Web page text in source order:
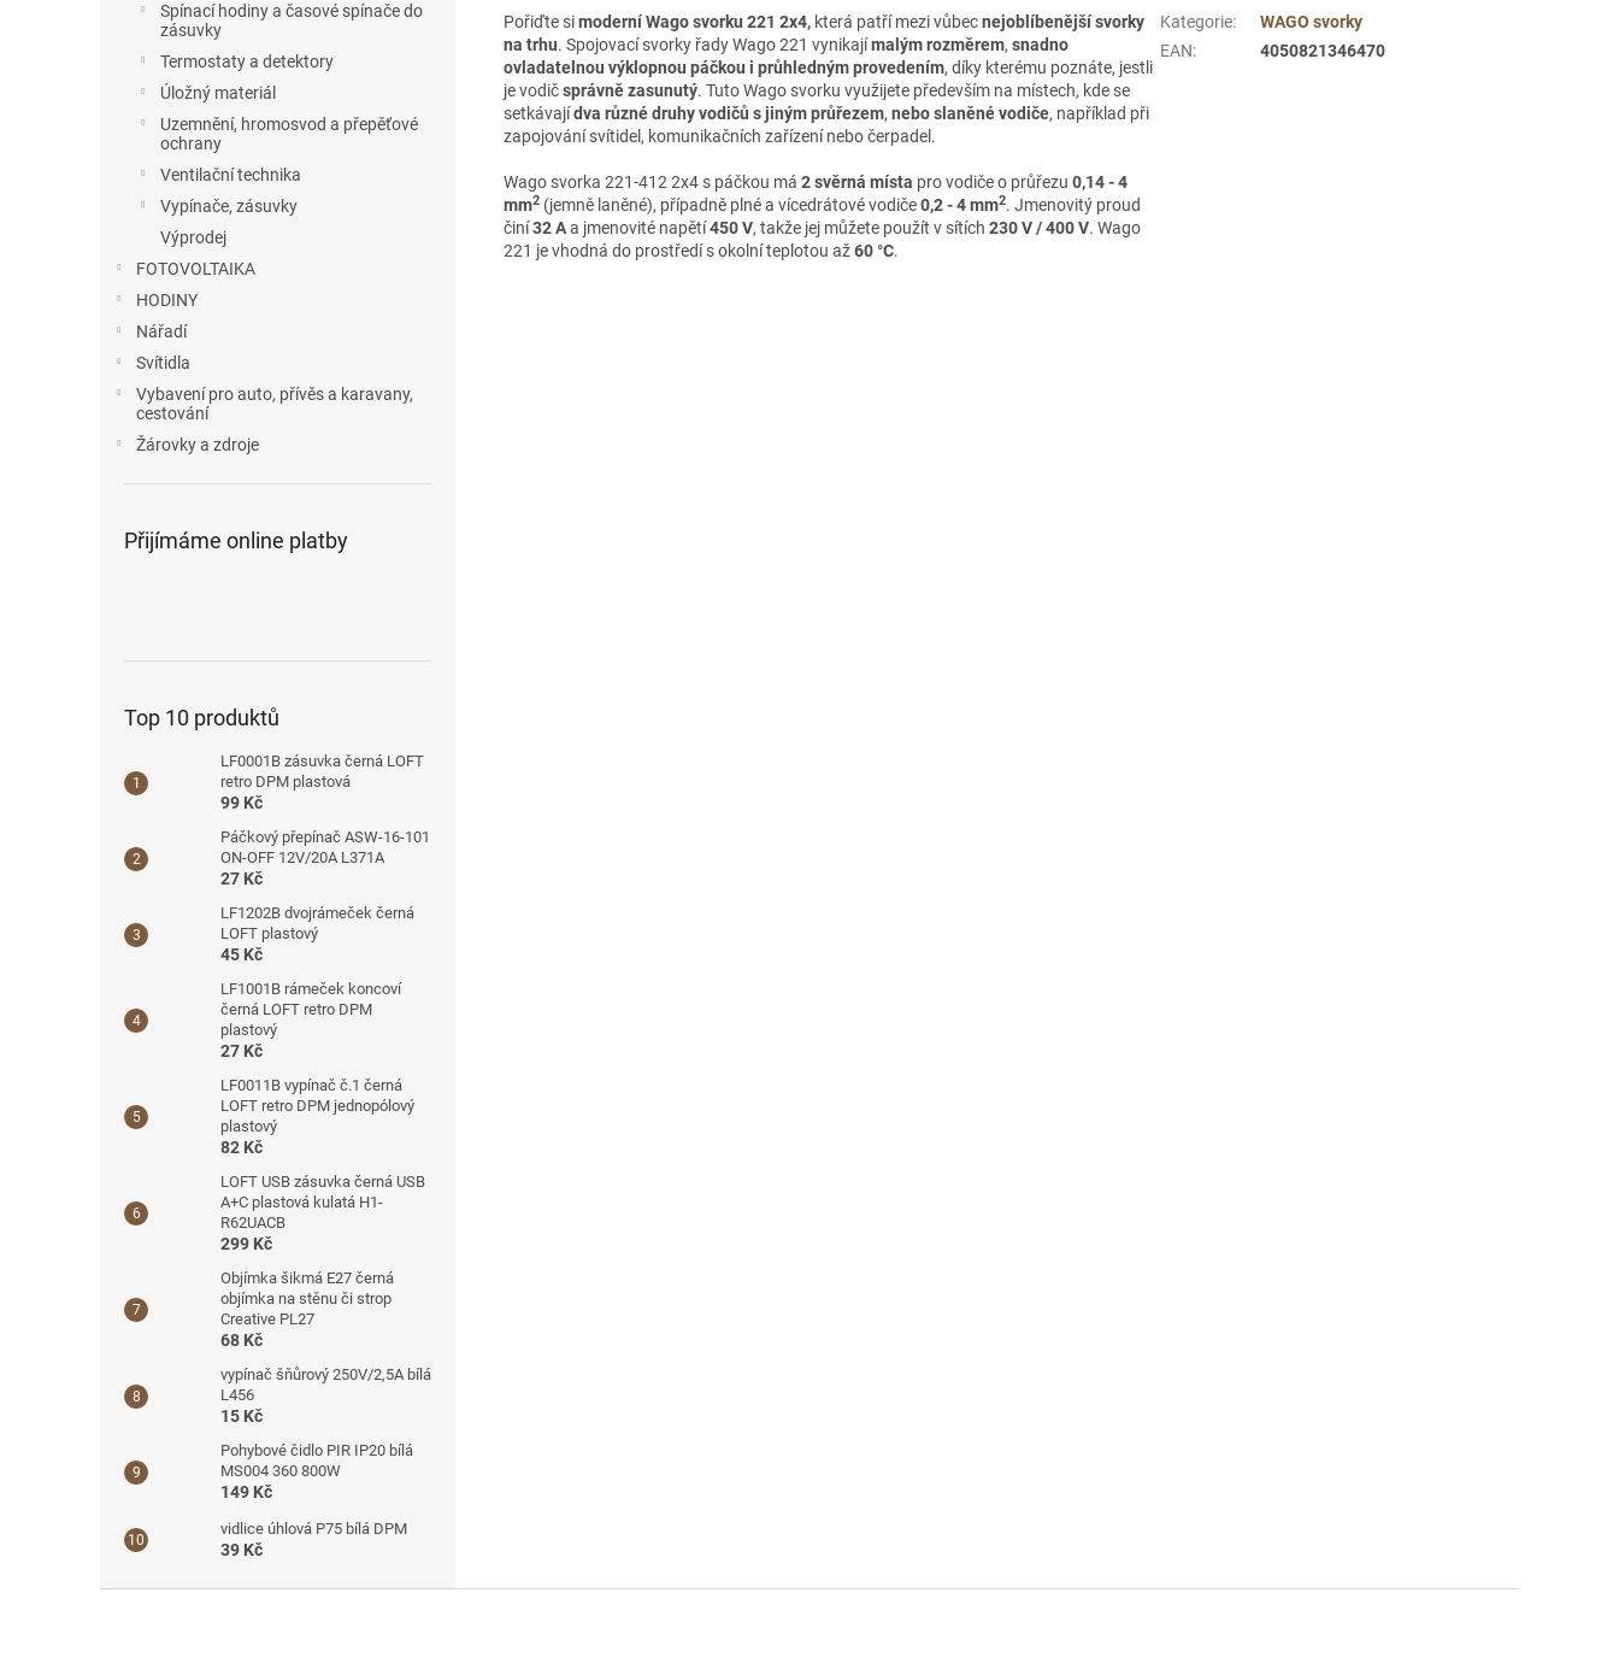
Spínací hodiny a časové spínače do
zásuvky
Termostaty a detektory
Úložný materiál
Uzemnění, hromosvod a přepěťové
ochrany
Ventilační technika
Vypínače, zásuvky
Výprodej
FOTOVOLTAIKA
HODINY
Nářadí
Svítidla
Vybavení pro auto, přívěs a karavany,
cestování
Žárovky a zdroje
Přijímáme online platby
Top 10 produktů
LF0001B zásuvka černá LOFT
retro DPM plastová
99 Kč
Páčkový přepínač ASW-16-101
ON-OFF 12V/20A L371A
27 Kč
LF1202B dvojrámeček černá
LOFT plastový
45 Kč
LF1001B rámeček koncoví
černá LOFT retro DPM
plastový
27 Kč
LF0011B vypínač č.1 černá
LOFT retro DPM jednopólový
plastový
82 Kč
LOFT USB zásuvka černá USB
A+C plastová kulatá H1-
R62UACB
299 Kč
Objímka šikmá E27 černá
objímka na stěnu či strop
Creative PL27
68 Kč
vypínač šňůrový 250V/2,5A bílá
L456
15 Kč
Pohybové čidlo PIR IP20 bílá
MS004 360 800W
149 Kč
vidlice úhlová P75 bílá DPM
39 Kč
Pořiďte simoderní Wago svorku 221 2x4, která patří mezi vůbecnejoblíbenější svorky
na trhu. Spojovací svorky řady Wago 221 vynikajímalým rozměrem, snadno
ovladatelnou výklopnou páčkou i průhledným provedením, díky kterému poznáte, jestli
je vodičsprávně zasunutý. Tuto Wago svorku využijete především na místech, kde se
setkávajídva různé druhy vodičů s jiným průřezem, nebo slaněné vodiče, například při
zapojování svítidel, komunikačních zařízení nebo čerpadel.
Wago svorka 221-412 2x4 s páčkou má 2 svěrná místa pro vodiče o průřezu 0,14 - 4
mm2 (jemně laněné), případně plné a vícedrátové vodiče0,2 - 4 mm2. Jmenovitý proud
činí32 Aa jmenovité napětí450 V, takže jej můžete použít v sítích 230 V / 400 V. Wago
221 je vhodná do prostředí s okolní teplotou až60 °C.
Kategorie:
WAGO svorky
EAN: 4050821346470